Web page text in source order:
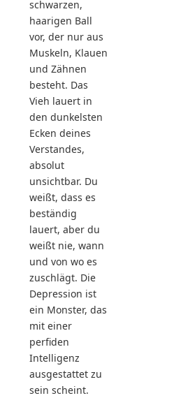
schwarzen,
haarigen Ball
vor, der nur aus
Muskeln, Klauen
und Zähnen
besteht. Das
Vieh lauert in
den dunkelsten
Ecken deines
Verstandes,
absolut
unsichtbar. Du
weißt, dass es
beständig
lauert, aber du
weißt nie, wann
und von wo es
zuschlägt. Die
Depression ist
ein Monster, das
mit einer
perfiden
Intelligenz
ausgestattet zu
sein scheint.